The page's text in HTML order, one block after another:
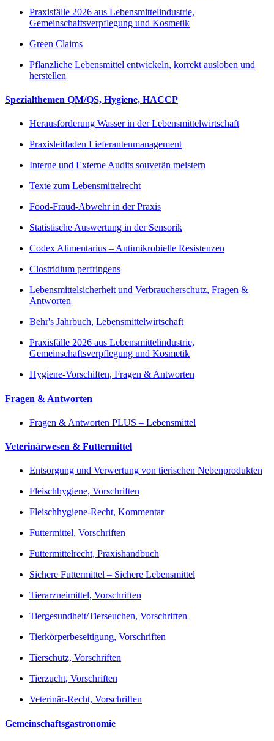
Praxisfälle 2026 aus Lebensmittelindustrie,
Gemeinschaftsverpflegung und Kosmetik
Green Claims
Pflanzliche Lebensmittel entwickeln, korrekt ausloben und
herstellen
Spezialthemen QM/QS, Hygiene, HACCP
Herausforderung Wasser in der Lebensmittelwirtschaft
Praxisleitfaden Lieferantenmanagement
Interne und Externe Audits souverän meistern
Texte zum Lebensmittelrecht
Food-Fraud-Abwehr in der Praxis
Statistische Auswertung in der Sensorik
Codex Alimentarius – Antimikrobielle Resistenzen
Clostridium perfringens
Lebensmittelsicherheit und Verbraucherschutz, Fragen &
Antworten
Behr's Jahrbuch, Lebensmittelwirtschaft
Praxisfälle 2026 aus Lebensmittelindustrie,
Gemeinschaftsverpflegung und Kosmetik
Hygiene-Vorschiften, Fragen & Antworten
Fragen & Antworten
Fragen & Antworten PLUS – Lebensmittel
Veterinärwesen & Futtermittel
Entsorgung und Verwertung von tierischen Nebenprodukten
Fleischhygiene, Vorschriften
Fleischhygiene-Recht, Kommentar
Futtermittel, Vorschriften
Futtermittelrecht, Praxishandbuch
Sichere Futtermittel – Sichere Lebensmittel
Tierarzneimittel, Vorschriften
Tiergesundheit/Tierseuchen, Vorschriften
Tierkörperbeseitigung, Vorschriften
Tierschutz, Vorschriften
Tierzucht, Vorschriften
Veterinär-Recht, Vorschriften
Gemeinschaftsgastronomie